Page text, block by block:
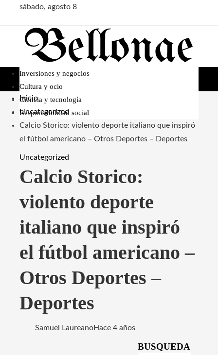
sábado, agosto 8
Inversiones y negocios
Cultura y ocio
Ciencia y tecnología
Responsabilidad social
Inicio
Uncategorized
Calcio Storico: violento deporte italiano que inspiró
el fútbol americano – Otros Deportes – Deportes
Uncategorized
Calcio Storico:
violento deporte
italiano que inspiró
el fútbol americano –
Otros Deportes –
Deportes
Samuel LaureanoHace 4 años
BUSQUEDA